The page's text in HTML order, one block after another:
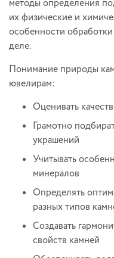
методы определения
их физические и
особенности
деле.
Понимание природы
ювелирам:
Оценивать
Грамотно
украшений
Учитывать
минералов
Определять
разных типов
Создавать
свойств камней